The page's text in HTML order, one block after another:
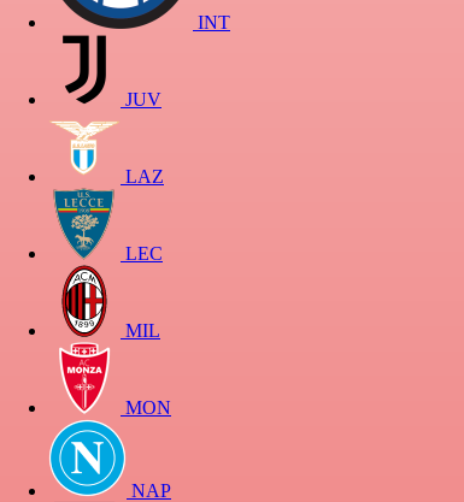
INT
JUV
LAZ
LEC
MIL
MON
NAP